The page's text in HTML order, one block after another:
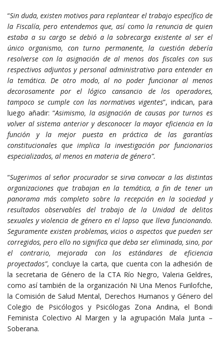
“Sin duda, existen motivos para replantear el trabajo específico de
la Fiscalía, pero entendemos que, así como la renuncia de quien
estaba a su cargo se debió a la sobrecarga existente al ser el
único organismo, con turno permanente, la cuestión debería
resolverse con la asignación de al menos dos fiscales con sus
respectivos adjuntos y personal administrativo para entender en
la temática. De otro modo, al no poder funcionar al menos
decorosamente por el lógico cansancio de los operadores,
tampoco se cumple con las normativas vigentes”, indican, para
luego añadir: “Asimismo, la asignación de causas por turnos es
volver al sistema anterior y desconocer la mayor eficiencia en la
función y la mejor puesta en práctica de las garantías
constitucionales que implica la investigación por funcionarios
especializados, al menos en materia de género”.
“Sugerimos al señor procurador se sirva convocar a las distintas
organizaciones que trabajan en la temática, a fin de tener un
panorama más completo sobre la recepción en la sociedad y
resultados observables del trabajo de la Unidad de delitos
sexuales y violencia de género en el lapso que lleva funcionando.
Seguramente existen problemas, vicios o aspectos que pueden ser
corregidos, pero ello no significa que deba ser eliminada, sino, por
el contrario, mejorada con los estándares de eficiencia
proyectados”, concluye la carta, que cuenta con la adhesión de
la secretaria de Género de la CTA Río Negro, Valeria Geldres,
como así también de la organización Ni Una Menos Furilofche,
la Comisión de Salud Mental, Derechos Humanos y Género del
Colegio de Psicólogos y Psicólogas Zona Andina, el Bondi
Feminista Colectivo Al Margen y la agrupación Mala Junta –
Soberana.